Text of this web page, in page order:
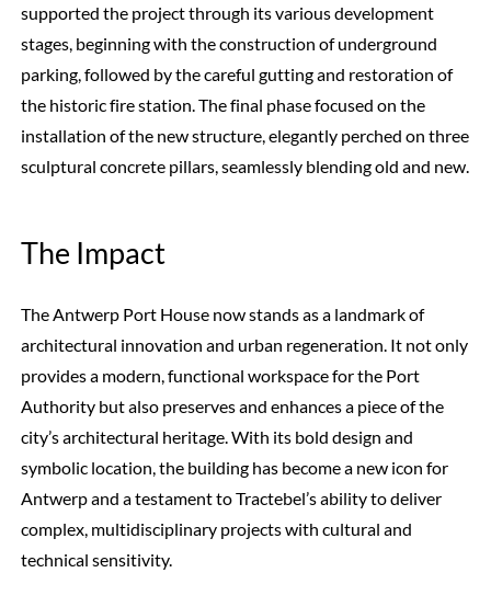
supported the project through its various development
stages, beginning with the construction of underground
parking, followed by the careful gutting and restoration of
the historic fire station. The final phase focused on the
installation of the new structure, elegantly perched on three
sculptural concrete pillars, seamlessly blending old and new.
The Impact
The Antwerp Port House now stands as a landmark of
architectural innovation and urban regeneration. It not only
provides a modern, functional workspace for the Port
Authority but also preserves and enhances a piece of the
city’s architectural heritage. With its bold design and
symbolic location, the building has become a new icon for
Antwerp and a testament to Tractebel’s ability to deliver
complex, multidisciplinary projects with cultural and
technical sensitivity.